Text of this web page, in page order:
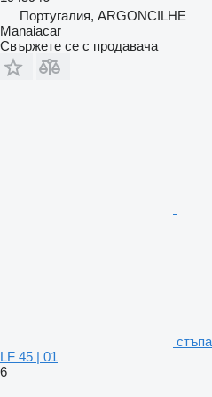
Португалия, ARGONCILHE
Manaiacar
Свържете се с продавача
LF 45 | 01
6